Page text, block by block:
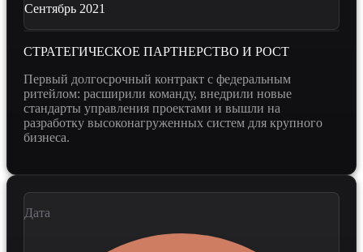
Сентябрь 2021
СТРАТЕГИЧЕСКОЕ ПАРТНЕРСТВО И РОСТ
Первый долгосрочный контракт с федеральным
ритейлом: расширили команду, внедрили новые
стандарты управления проектами и вышли на
разработку высоконагруженных систем для крупного
бизнеса.
Дата